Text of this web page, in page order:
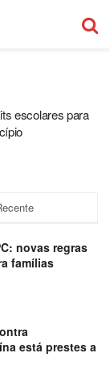
escolares para
novas regras
famílias
está prestes a